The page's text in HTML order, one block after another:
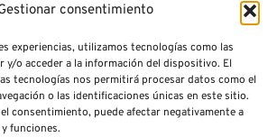
consentimiento
experiencias, utilizamos tecnologías como las
y/o acceder a la información del dispositivo. El
tecnologías nos permitirá procesar datos como el
o las identificaciones únicas en este sitio.
consentimiento, puede afectar negativamente a
funciones.
Contacto
Términos y Condiciones